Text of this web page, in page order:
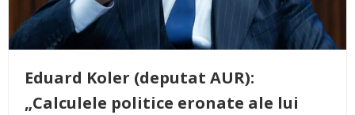
Eduard Koler (deputat AUR):
„Calculele politice eronate ale lui